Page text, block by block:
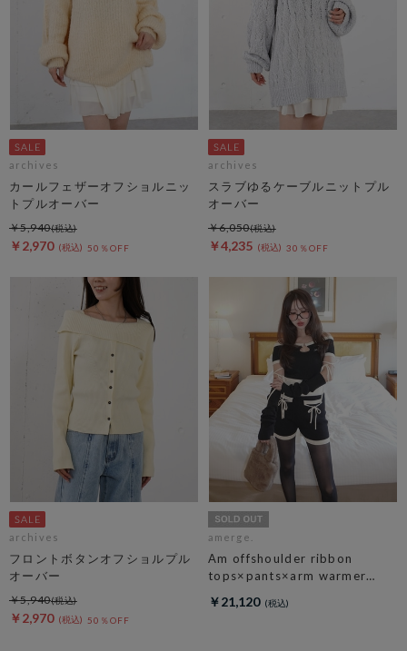
archives
カールフェザーオフショルニッ
トプルオーバー
￥2,970 50％OFF
￥5,940
archives
スラブゆるケーブルニットプル
オーバー
￥4,235 30％OFF
￥6,050
archives
フロントボタンオフショルプル
オーバー
￥2,970 50％OFF
￥5,940
amerge.
Am offshoulder ribbon
tops×pants×arm warmer
￥21,120